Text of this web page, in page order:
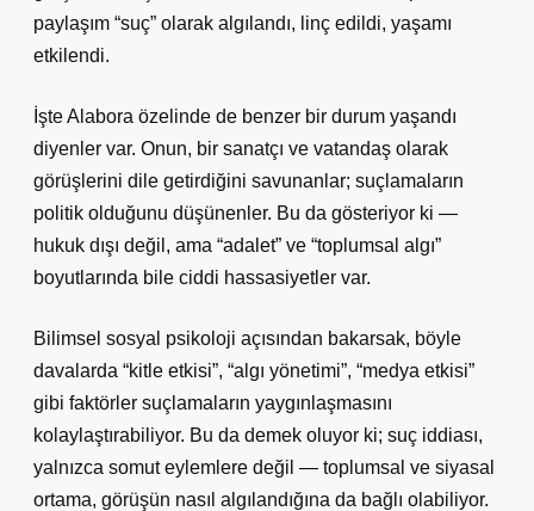
paylaşım “suç” olarak algılandı, linç edildi, yaşamı
etkilendi.
İşte Alabora özelinde de benzer bir durum yaşandı
diyenler var. Onun, bir sanatçı ve vatandaş olarak
görüşlerini dile getirdiğini savunanlar; suçlamaların
politik olduğunu düşünenler. Bu da gösteriyor ki —
hukuk dışı değil, ama “adalet” ve “toplumsal algı”
boyutlarında bile ciddi hassasiyetler var.
Bilimsel sosyal psikoloji açısından bakarsak, böyle
davalarda “kitle etkisi”, “algı yönetimi”, “medya etkisi”
gibi faktörler suçlamaların yaygınlaşmasını
kolaylaştırabiliyor. Bu da demek oluyor ki; suç iddiası,
yalnızca somut eylemlere değil — toplumsal ve siyasal
ortama, görüşün nasıl algılandığına da bağlı olabiliyor.